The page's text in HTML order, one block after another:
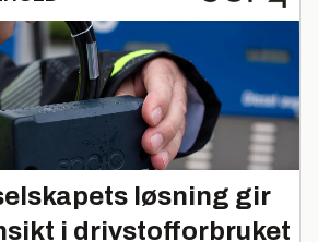
løsning gir
i drivstofforbruket